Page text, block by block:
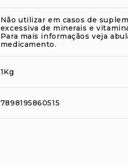
Não utilizar em casos de
excessiva de minerais e
Para mais informaçãos veja
medicamento.
1Kg
7898195860515